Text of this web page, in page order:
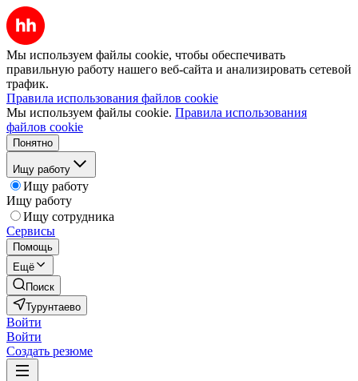
Мы используем файлы cookie, чтобы обеспечивать
правильную работу нашего веб-сайта и анализировать сетевой
трафик.
Правила использования файлов cookie
Мы используем файлы cookie. Правила использования
файлов cookie
Понятно
Ищу работу
Ищу работу
Ищу работу
Ищу сотрудника
Сервисы
Помощь
Ещё
Поиск
Турунтаево
Войти
Войти
Создать резюме